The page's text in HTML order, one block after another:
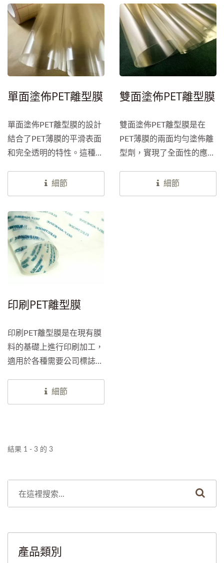
單面塗佈PET離型膜
單面塗佈PET離型膜的設計
結合了PET薄膜的平滑表面
和完全透明的特性。這種特
的產品中無疑是最佳選擇，
無論是醫療藥膏貼片還是精
緻標籤都可以應用。單面塗
佈PET離型膜的設計巧妙地
結合了PET薄膜與單面離型
技術，使得在膠黏性產品的
應用上能夠更輕鬆地被撕
細節
雙面塗佈PET離型膜
雙面塗佈PET離型膜是在
PET薄膜的兩面均勻塗佈離
型劑，實現了全面性的應用
中都具有重要的影響，尤其
它的表面平整性、防水、防
細節
印刷PET離型膜
印刷PET離型膜是在現有膜
料的基礎上進行印刷加工，
適用於各種需要公司標誌、
內容的情境。印刷PET離型
膜不僅保持了原有膜料的優
細節
結果 1 - 3 的 3
產品類別